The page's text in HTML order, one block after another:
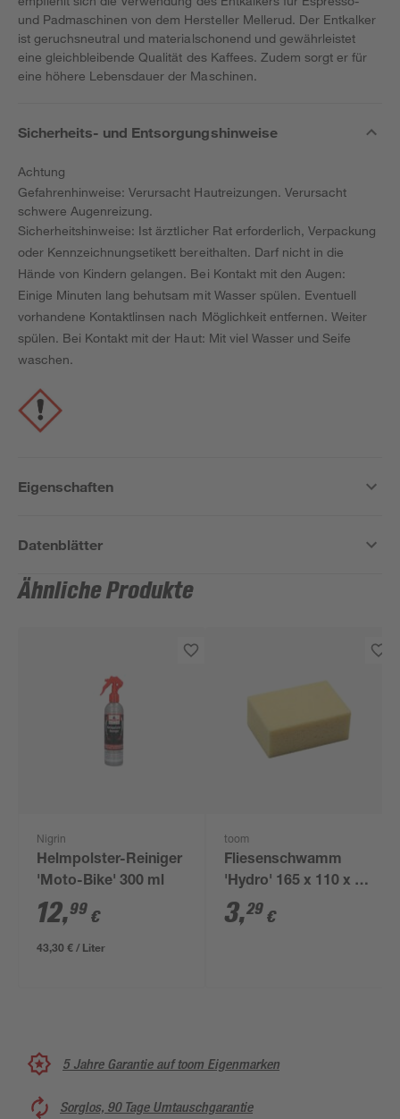
und Padmaschinen von dem Hersteller Mellerud. Der Entkalker
ist geruchsneutral und materialschonend und gewährleistet
eine gleichbleibende Qualität des Kaffees. Zudem sorgt er für
eine höhere Lebensdauer der Maschinen.
Sicherheits- und Entsorgungshinweise
Achtung
Gefahrenhinweise: Verursacht Hautreizungen. Verursacht
schwere Augenreizung.
Sicherheitshinweise: Ist ärztlicher Rat erforderlich, Verpackung
oder Kennzeichnungsetikett bereithalten. Darf nicht in die
Hände von Kindern gelangen. Bei Kontakt mit den Augen:
Einige Minuten lang behutsam mit Wasser spülen. Eventuell
vorhandene Kontaktlinsen nach Möglichkeit entfernen. Weiter
spülen. Bei Kontakt mit der Haut: Mit viel Wasser und Seife
waschen.
Eigenschaften
Datenblätter
Ähnliche Produkte
Nigrin
Helmpolster-Reiniger
'Moto-Bike' 300 ml
12,99 €
43,30 € / Liter
toom
Fliesenschwamm
'Hydro' 165 x 110 x 65
mm
3,29 €
5 Jahre Garantie auf toom Eigenmarken
Sorglos, 90 Tage Umtauschgarantie